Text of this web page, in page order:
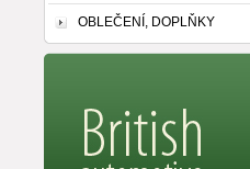
OBLEČENÍ, DOPLŇKY